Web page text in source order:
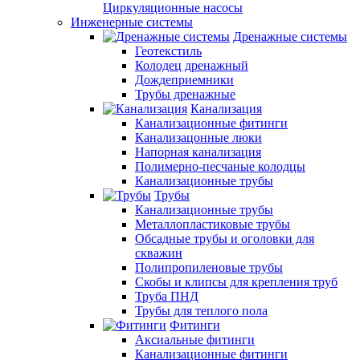
Циркуляционные насосы
Инженерные системы
Дренажные системы
Геотекстиль
Колодец дренажный
Дождеприемники
Трубы дренажные
Канализация
Канализационные фитинги
Канализацонные люки
Напорная канализация
Полимерно-песчаные колодцы
Канализационные трубы
Трубы
Канализационные трубы
Металлопластиковые трубы
Обсадные трубы и оголовки для
скважин
Полипропиленовые трубы
Скобы и клипсы для крепления труб
Труба ПНД
Трубы для теплого пола
Фитинги
Аксиальные фитинги
Канализационные фитинги